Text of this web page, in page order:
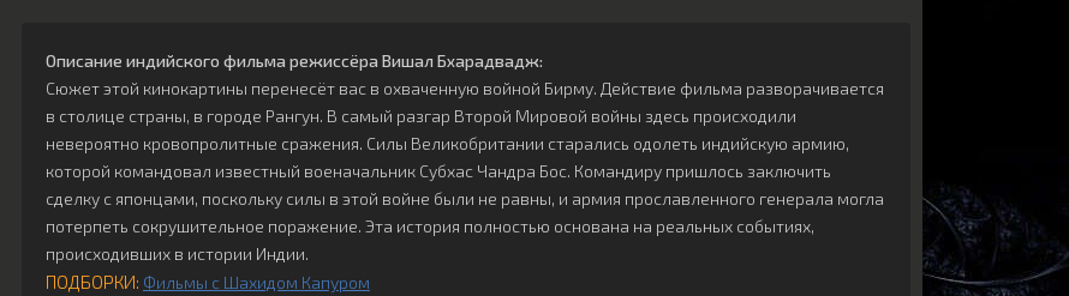
Описание индийского фильма режиссёра Вишал Бхарадвадж:
Сюжет этой кинокартины перенесёт вас в охваченную войной Бирму. Действие фильма разворачивается
в столице страны, в городе Рангун. В самый разгар Второй Мировой войны здесь происходили
невероятно кровопролитные сражения. Силы Великобритании старались одолеть индийскую армию,
которой командовал известный военачальник Субхас Чандра Бос. Командиру пришлось заключить
сделку с японцами, поскольку силы в этой войне были не равны, и армия прославленного генерала могла
потерпеть сокрушительное поражение. Эта история полностью основана на реальных событиях,
происходивших в истории Индии.
ПОДБОРКИ: Фильмы с Шахидом Капуром